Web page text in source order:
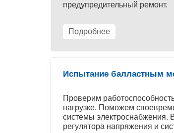
предупредительный ремонт.
Подробнее
Испытание балластным
Проверим
нагрузке. Поможем
системы электроснабжения.
регулятора напряжения и